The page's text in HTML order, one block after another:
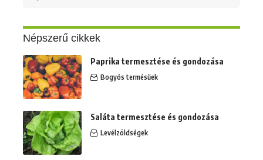
Népszerű cikkek
Paprika termesztése és gondozása
Bogyós termésűek
Saláta termesztése és gondozása
Levélzöldségek